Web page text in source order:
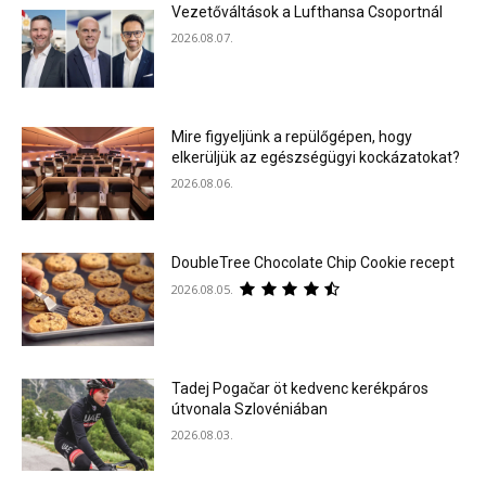
Vezetőváltások a Lufthansa Csoportnál
2026.08.07.
Mire figyeljünk a repülőgépen, hogy
elkerüljük az egészségügyi kockázatokat?
2026.08.06.
DoubleTree Chocolate Chip Cookie recept
2026.08.05.
Tadej Pogačar öt kedvenc kerékpáros
útvonala Szlovéniában
2026.08.03.